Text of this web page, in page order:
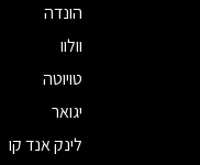
הונדה
וולוו
טויוטה
יגואר
לינק אנד קו